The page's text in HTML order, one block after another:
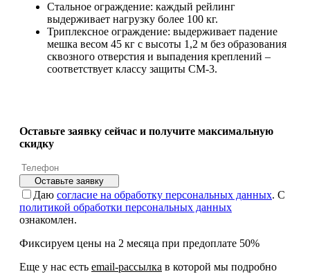
Стальное ограждение: каждый рейлинг
выдерживает нагрузку более 100 кг.
Триплексное ограждение: выдерживает падение
мешка весом 45 кг с высоты 1,2 м без образования
сквозного отверстия и выпадения креплений –
соответствует классу защиты СМ-3.
Оставьте заявку сейчас и получите максимальную
скидку
Оставьте заявку
Даю согласие на обработку персональных данных. С
политикой обработки персональных данных
ознакомлен.
Фиксируем цены на 2 месяца при предоплате 50%
Еще у нас есть email-рассылка в которой мы подробно